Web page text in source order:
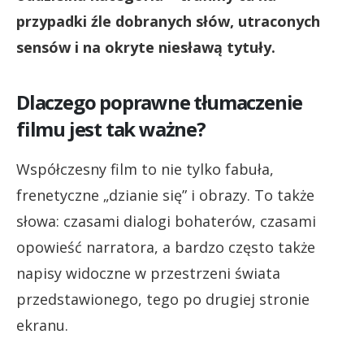
przypadki źle dobranych słów, utraconych
sensów i na okryte niesławą tytuły.
Dlaczego poprawne tłumaczenie
filmu jest tak ważne?
Współczesny film to nie tylko fabuła,
frenetyczne „dzianie się” i obrazy. To także
słowa: czasami dialogi bohaterów, czasami
opowieść narratora, a bardzo często także
napisy widoczne w przestrzeni świata
przedstawionego, tego po drugiej stronie
ekranu.